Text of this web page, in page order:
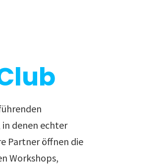
in denen echter
Partner öffnen die
Workshops,